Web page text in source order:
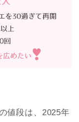
値段は、2025年